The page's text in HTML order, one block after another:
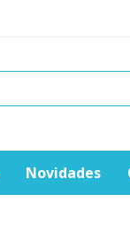
Novidades